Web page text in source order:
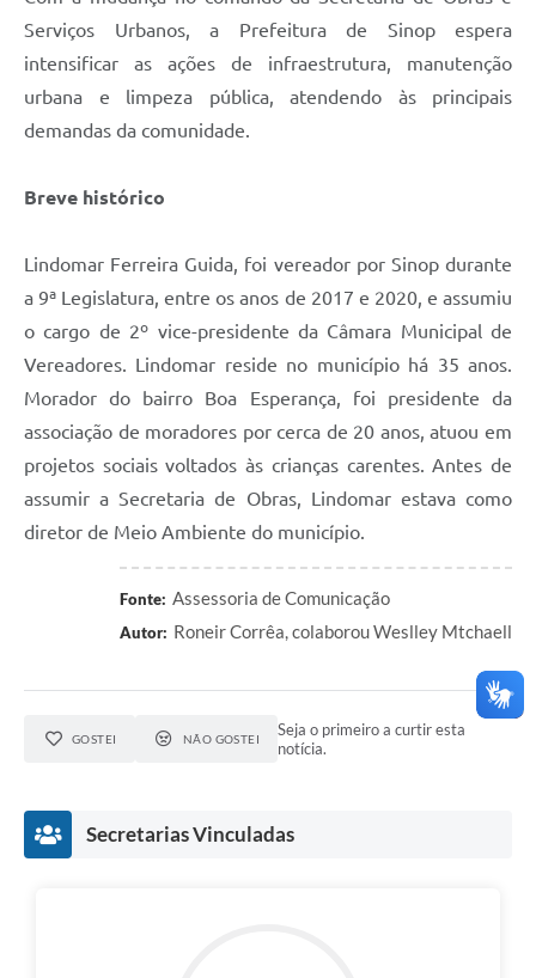
Serviços Urbanos, a Prefeitura de Sinop espera
intensificar as ações de infraestrutura, manutenção
urbana e limpeza pública, atendendo às principais
demandas da comunidade.
Breve histórico
Lindomar Ferreira Guida, foi vereador por Sinop durante
a 9ª Legislatura, entre os anos de 2017 e 2020, e assumiu
o cargo de 2º vice-presidente da Câmara Municipal de
Vereadores. Lindomar reside no município há 35 anos.
Morador do bairro Boa Esperança, foi presidente da
associação de moradores por cerca de 20 anos, atuou em
projetos sociais voltados às crianças carentes. Antes de
assumir a Secretaria de Obras, Lindomar estava como
diretor de Meio Ambiente do município.
Fonte: Assessoria de Comunicação
Autor: Roneir Corrêa, colaborou Weslley Mtchaell
GOSTEI NÃO GOSTEI
Seja o primeiro a curtir esta
notícia.
Secretarias Vinculadas